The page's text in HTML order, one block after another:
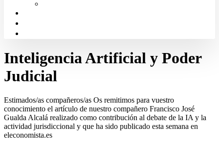
Inteligencia Artificial y Poder
Judicial
Estimados/as compañeros/as Os remitimos para vuestro
conocimiento el artículo de nuestro compañero Francisco José
Gualda Alcalá realizado como contribución al debate de la IA y la
actividad jurisdiccional y que ha sido publicado esta semana en
eleconomista.es